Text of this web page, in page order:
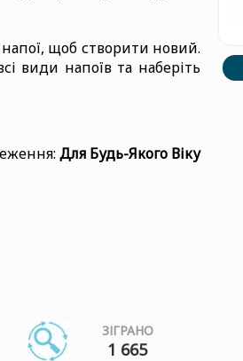
щоб створити новий.
види напоїв та наберіть
Для Будь-Якого Віку
ЗІГРАНО
1 665